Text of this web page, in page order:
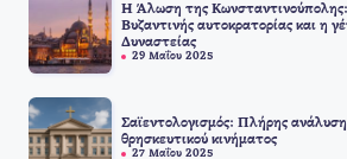
Η Άλωση της
Βυζαντινής αυτοκρατορίας και η
Δυναστείας
29 Μαΐου 2025
Σαϊεντολογισμός: Πλήρης
θρησκευτικού κινήματος
27 Μαΐου 2025